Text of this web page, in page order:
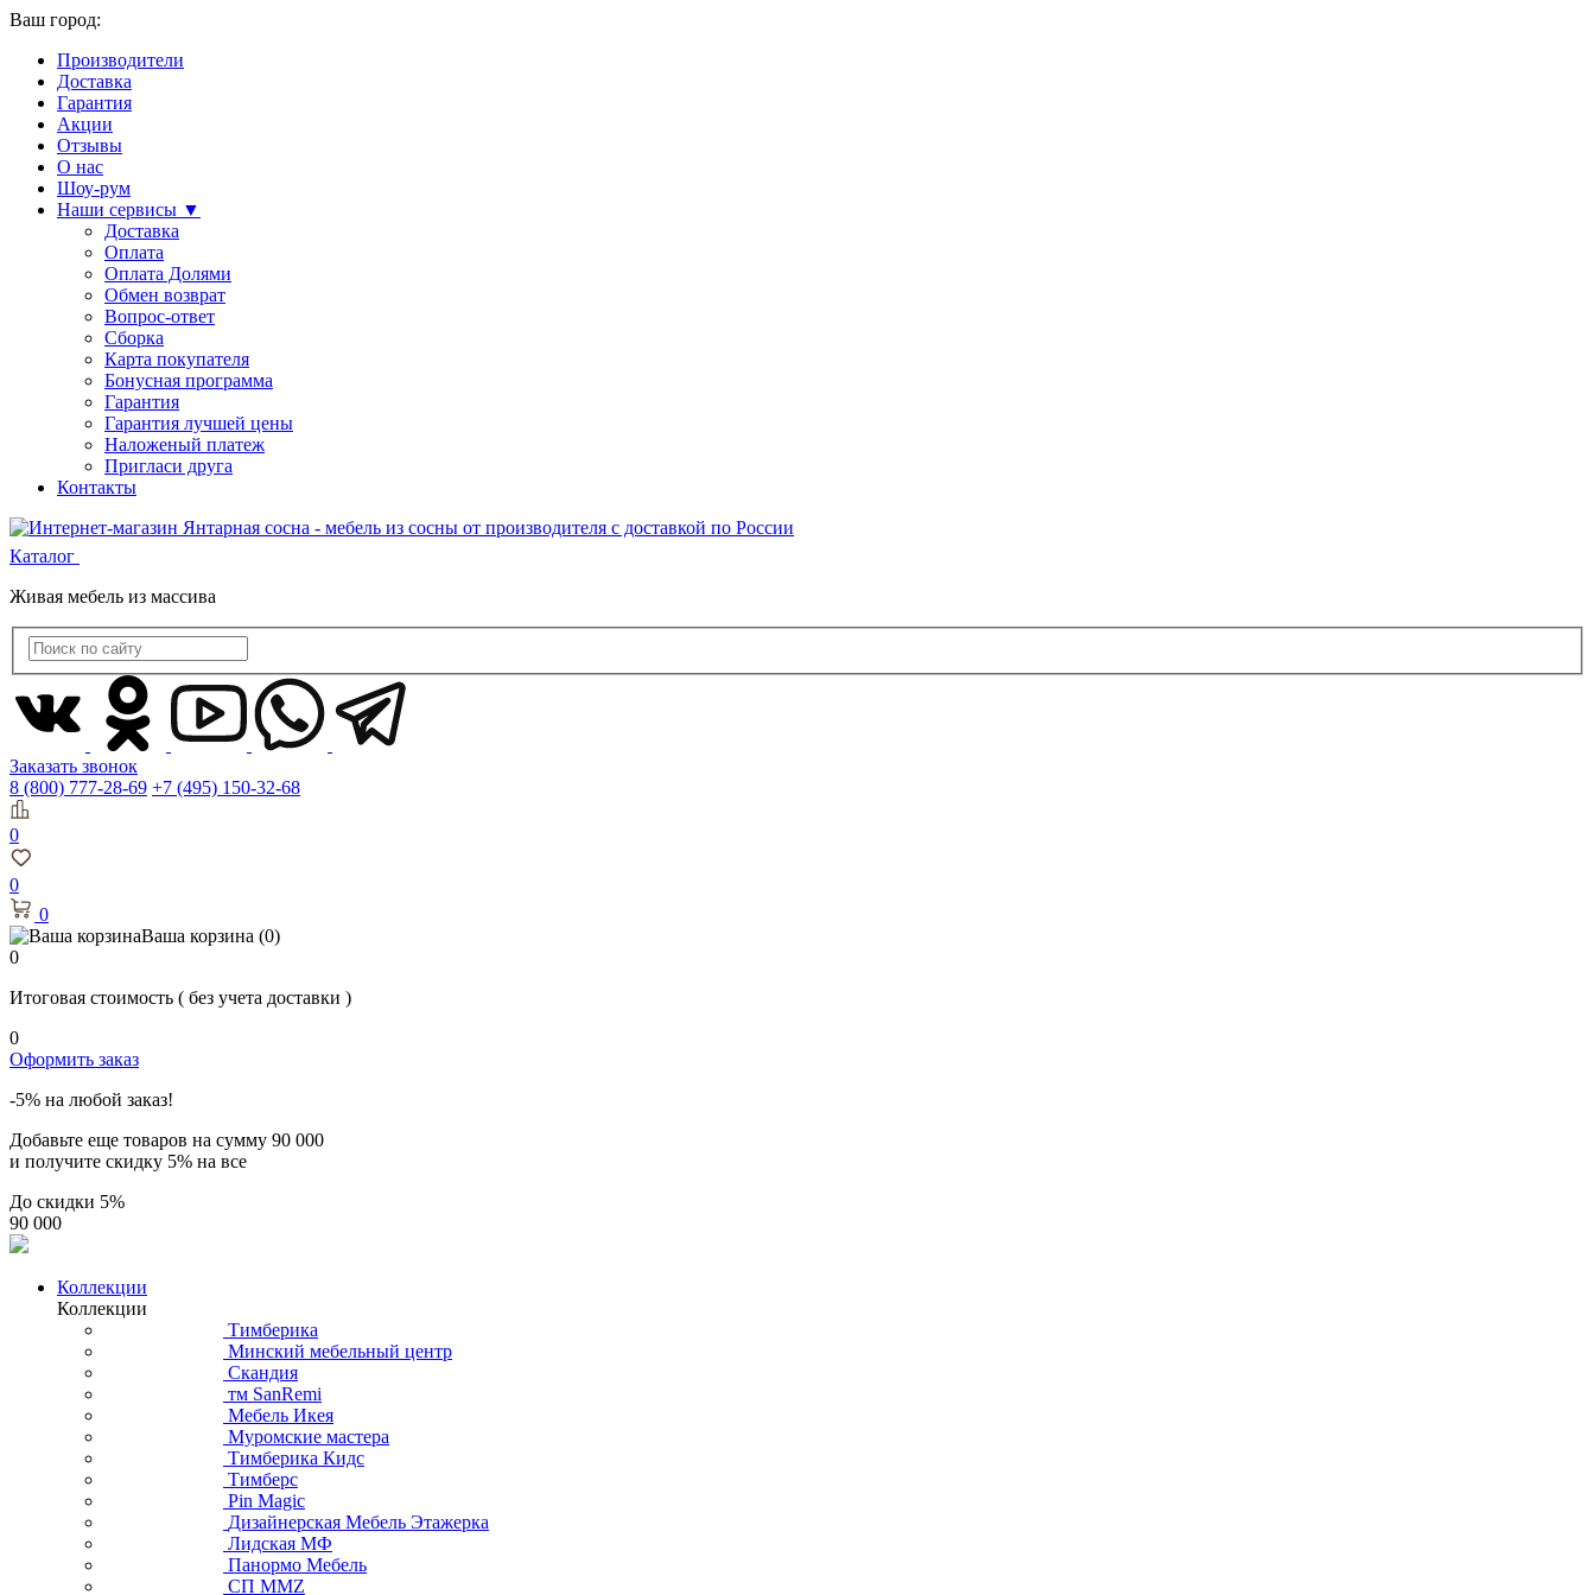
Ваш город:
Производители
Доставка
Гарантия
Акции
Отзывы
О нас
Шоу-рум
Наши сервисы ▼
Доставка
Оплата
Оплата Долями
Обмен возврат
Вопрос-ответ
Сборка
Карта покупателя
Бонусная программа
Гарантия
Гарантия лучшей цены
Наложеный платеж
Пригласи друга
Контакты
Каталог
Живая мебель из массива
Заказать звонок
8 (800) 777-28-69 +7 (495) 150-32-68
0
0
0
Ваша корзина (0)
0
Итоговая стоимость ( без учета доставки )
0
Оформить заказ
-5% на любой заказ!
Добавьте еще товаров на сумму 90 000
и получите скидку 5% на все
До скидки 5%
90 000
Коллекции
Коллекции
Тимберика
Минский мебельный центр
Скандия
тм SanRemi
Мебель Икея
Муромские мастера
Тимберика Кидс
Тимберс
Pin Magic
Дизайнерская Мебель Этажерка
Лидская МФ
Панормо Мебель
СП ММZ